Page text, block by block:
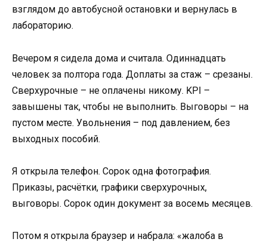
взглядом до автобусной остановки и вернулась в
лабораторию.
Вечером я сидела дома и считала. Одиннадцать
человек за полтора года. Доплаты за стаж – срезаны.
Сверхурочные – не оплачены никому. KPI –
завышены так, чтобы не выполнить. Выговоры – на
пустом месте. Увольнения – под давлением, без
выходных пособий.
Я открыла телефон. Сорок одна фотография.
Приказы, расчётки, графики сверхурочных,
выговоры. Сорок один документ за восемь месяцев.
Потом я открыла браузер и набрала: «жалоба в